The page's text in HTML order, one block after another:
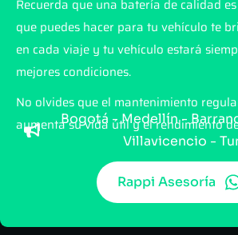
Recuerda que una batería de calidad
que puedes hacer para tu vehículo te
en cada viaje y tu vehículo estará
mejores condiciones.
No olvides que el mantenimiento
aumenta su vida útil y el rendimiento
Rappi Asesoría
Bogotá - Medellín -
Villavicencio -